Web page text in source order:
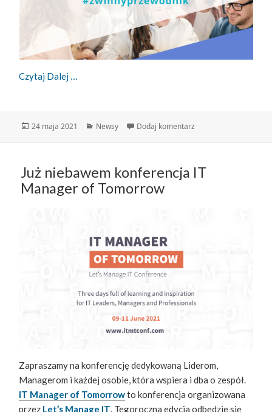
Czytaj Dalej
Data
24 maja 2021 Kategorie
Newsy Dodaj komentarz
Już niebawem konferencja IT
Manager of Tomorrow
Zapraszamy na konferencję dedykowaną Liderom,
Managerom i każdej osobie, która wspiera i dba o zespół.
IT Manager of Tomorrowto konferencja organizowana
przez Let’s Manage IT. Tegoroczna edycja odbędzie się